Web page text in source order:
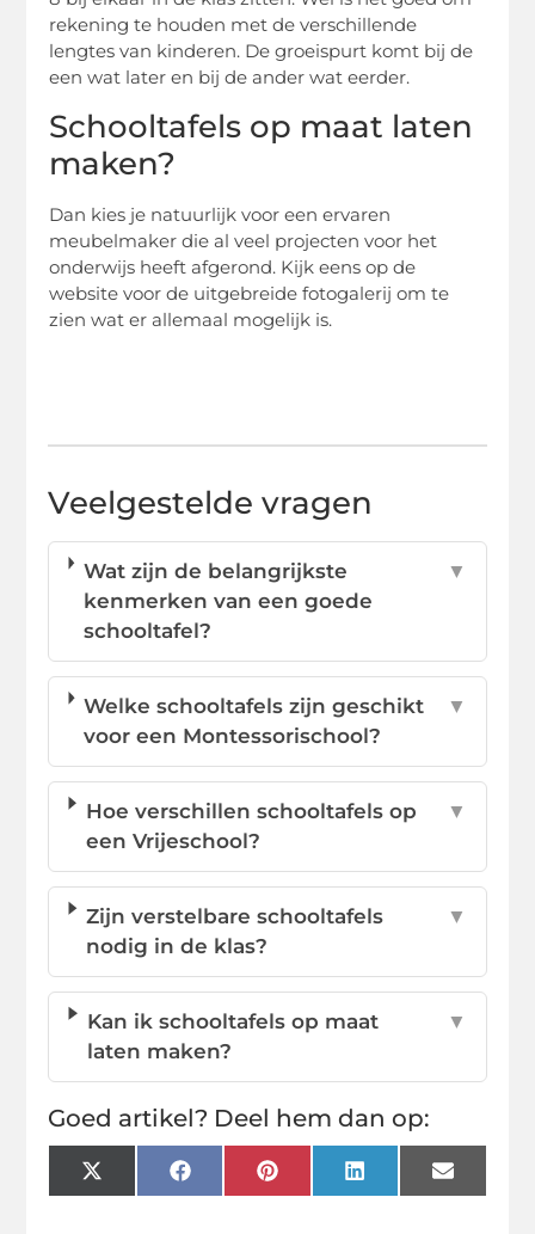
rekening te houden met de verschillende
lengtes van kinderen. De groeispurt komt bij de
een wat later en bij de ander wat eerder.
Schooltafels op maat laten
maken?
Dan kies je natuurlijk voor een ervaren
meubelmaker die al veel projecten voor het
onderwijs heeft afgerond. Kijk eens op de
website voor de uitgebreide fotogalerij om te
zien wat er allemaal mogelijk is.
Veelgestelde vragen
Wat zijn de belangrijkste
kenmerken van een goede
schooltafel?
▼
Welke schooltafels zijn geschikt
voor een Montessorischool?
▼
Hoe verschillen schooltafels op
een Vrijeschool?
▼
Zijn verstelbare schooltafels
nodig in de klas?
▼
Kan ik schooltafels op maat
laten maken?
▼
Goed artikel? Deel hem dan op:
X
(Twitter)
FacebookPinterestLinkedInEmail